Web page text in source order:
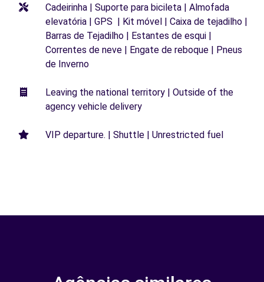
Cadeirinha | Suporte para bicileta | Almofada
elevatória | GPS | Kit móvel | Caixa de tejadilho |
Barras de Tejadilho | Estantes de esqui |
Correntes de neve | Engate de reboque | Pneus
de Inverno
Leaving the national territory | Outside of the
agency vehicle delivery
VIP departure. | Shuttle | Unrestricted fuel